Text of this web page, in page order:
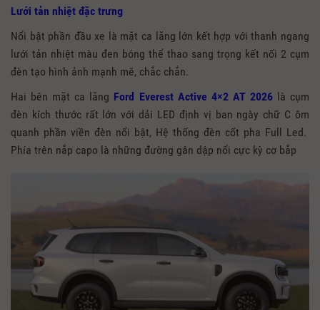
Lưới tản nhiệt đặc trưng
Nổi bật phần đầu xe là mặt ca lăng lớn kết hợp với thanh ngang
lưới tản nhiệt màu đen bóng thể thao sang trọng kết nối 2 cụm
đèn tạo hình ảnh mạnh mẽ, chắc chắn.
Hai bên mặt ca lăng Ford Everest Active 4×2 AT 2026là cụm
đèn kích thước rất lớn với dải LED định vị ban ngày chữ C ôm
quanh phần viền đèn nổi bật, Hệ thống đèn cốt pha Full Led.
Phía trên nắp capo là những đường gân dập nổi cực kỳ cơ bắp